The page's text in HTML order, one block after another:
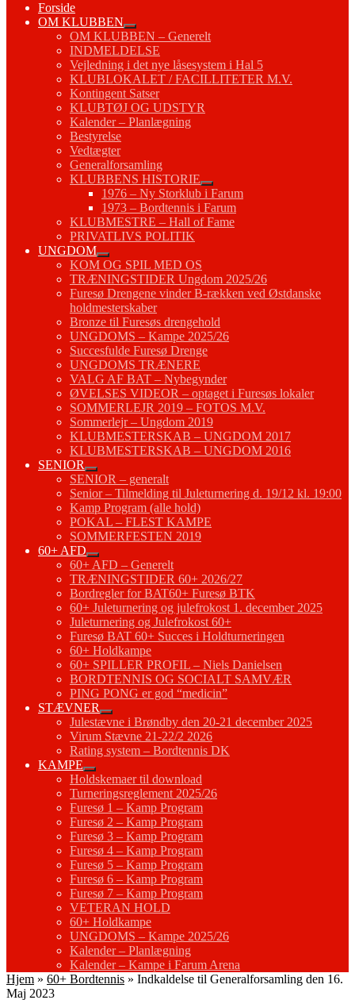
Forside
OM KLUBBEN
OM KLUBBEN – Generelt
INDMELDELSE
Vejledning i det nye låsesystem i Hal 5
KLUBLOKALET / FACILLITETER M.V.
Kontingent Satser
KLUBTØJ OG UDSTYR
Kalender – Planlægning
Bestyrelse
Vedtægter
Generalforsamling
KLUBBENS HISTORIE
1976 – Ny Storklub i Farum
1973 – Bordtennis i Farum
KLUBMESTRE – Hall of Fame
PRIVATLIVS POLITIK
UNGDOM
KOM OG SPIL MED OS
TRÆNINGSTIDER Ungdom 2025/26
Furesø Drengene vinder B-rækken ved Østdanske
holdmesterskaber
Bronze til Furesøs drengehold
UNGDOMS – Kampe 2025/26
Succesfulde Furesø Drenge
UNGDOMS TRÆNERE
VALG AF BAT – Nybegynder
ØVELSES VIDEOR – optaget i Furesøs lokaler
SOMMERLEJR 2019 – FOTOS M.V.
Sommerlejr – Ungdom 2019
KLUBMESTERSKAB – UNGDOM 2017
KLUBMESTERSKAB – UNGDOM 2016
SENIOR
SENIOR – generalt
Senior – Tilmelding til Juleturnering d. 19/12 kl. 19:00
Kamp Program (alle hold)
POKAL – FLEST KAMPE
SOMMERFESTEN 2019
60+ AFD
60+ AFD – Generelt
TRÆNINGSTIDER 60+ 2026/27
Bordregler for BAT60+ Furesø BTK
60+ Juleturnering og julefrokost 1. december 2025
Juleturnering og Julefrokost 60+
Furesø BAT 60+ Succes i Holdturneringen
60+ Holdkampe
60+ SPILLER PROFIL – Niels Danielsen
BORDTENNIS OG SOCIALT SAMVÆR
PING PONG er god “medicin”
STÆVNER
Julestævne i Brøndby den 20-21 december 2025
Virum Stævne 21-22/2 2026
Rating system – Bordtennis DK
KAMPE
Holdskemaer til download
Turneringsreglement 2025/26
Furesø 1 – Kamp Program
Furesø 2 – Kamp Program
Furesø 3 – Kamp Program
Furesø 4 – Kamp Program
Furesø 5 – Kamp Program
Furesø 6 – Kamp Program
Furesø 7 – Kamp Program
VETERAN HOLD
60+ Holdkampe
UNGDOMS – Kampe 2025/26
Kalender – Planlægning
Kalender – Kampe i Farum Arena
Hjem » 60+ Bordtennis » Indkaldelse til Generalforsamling den 16.
Maj 2023